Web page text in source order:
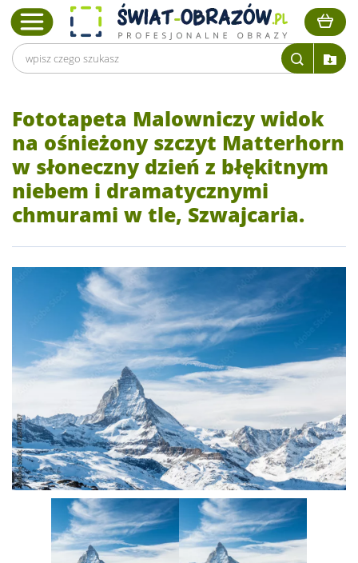
Fototapeta Malowniczy widok
na ośnieżony szczyt Matterhorn
w słoneczny dzień z błękitnym
niebem i dramatycznymi
chmurami w tle, Szwajcaria.